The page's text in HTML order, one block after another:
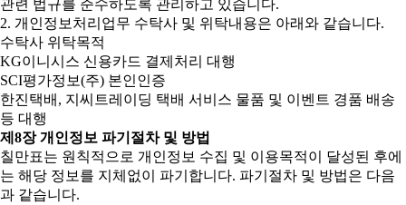
관련 법규를 준수하도록 관리하고 있습니다.
2. 개인정보처리업무 수탁사 및 위탁내용은 아래와 같습니다.
수탁사 위탁목적
KG이니시스 신용카드 결제처리 대행
SCI평가정보(주) 본인인증
한진택배, 지씨트레이딩 택배 서비스 물품 및 이벤트 경품 배송
등 대행
제8장 개인정보 파기절차 및 방법
칠만표는 원칙적으로 개인정보 수집 및 이용목적이 달성된 후에
는 해당 정보를 지체없이 파기합니다. 파기절차 및 방법은 다음
과 같습니다.